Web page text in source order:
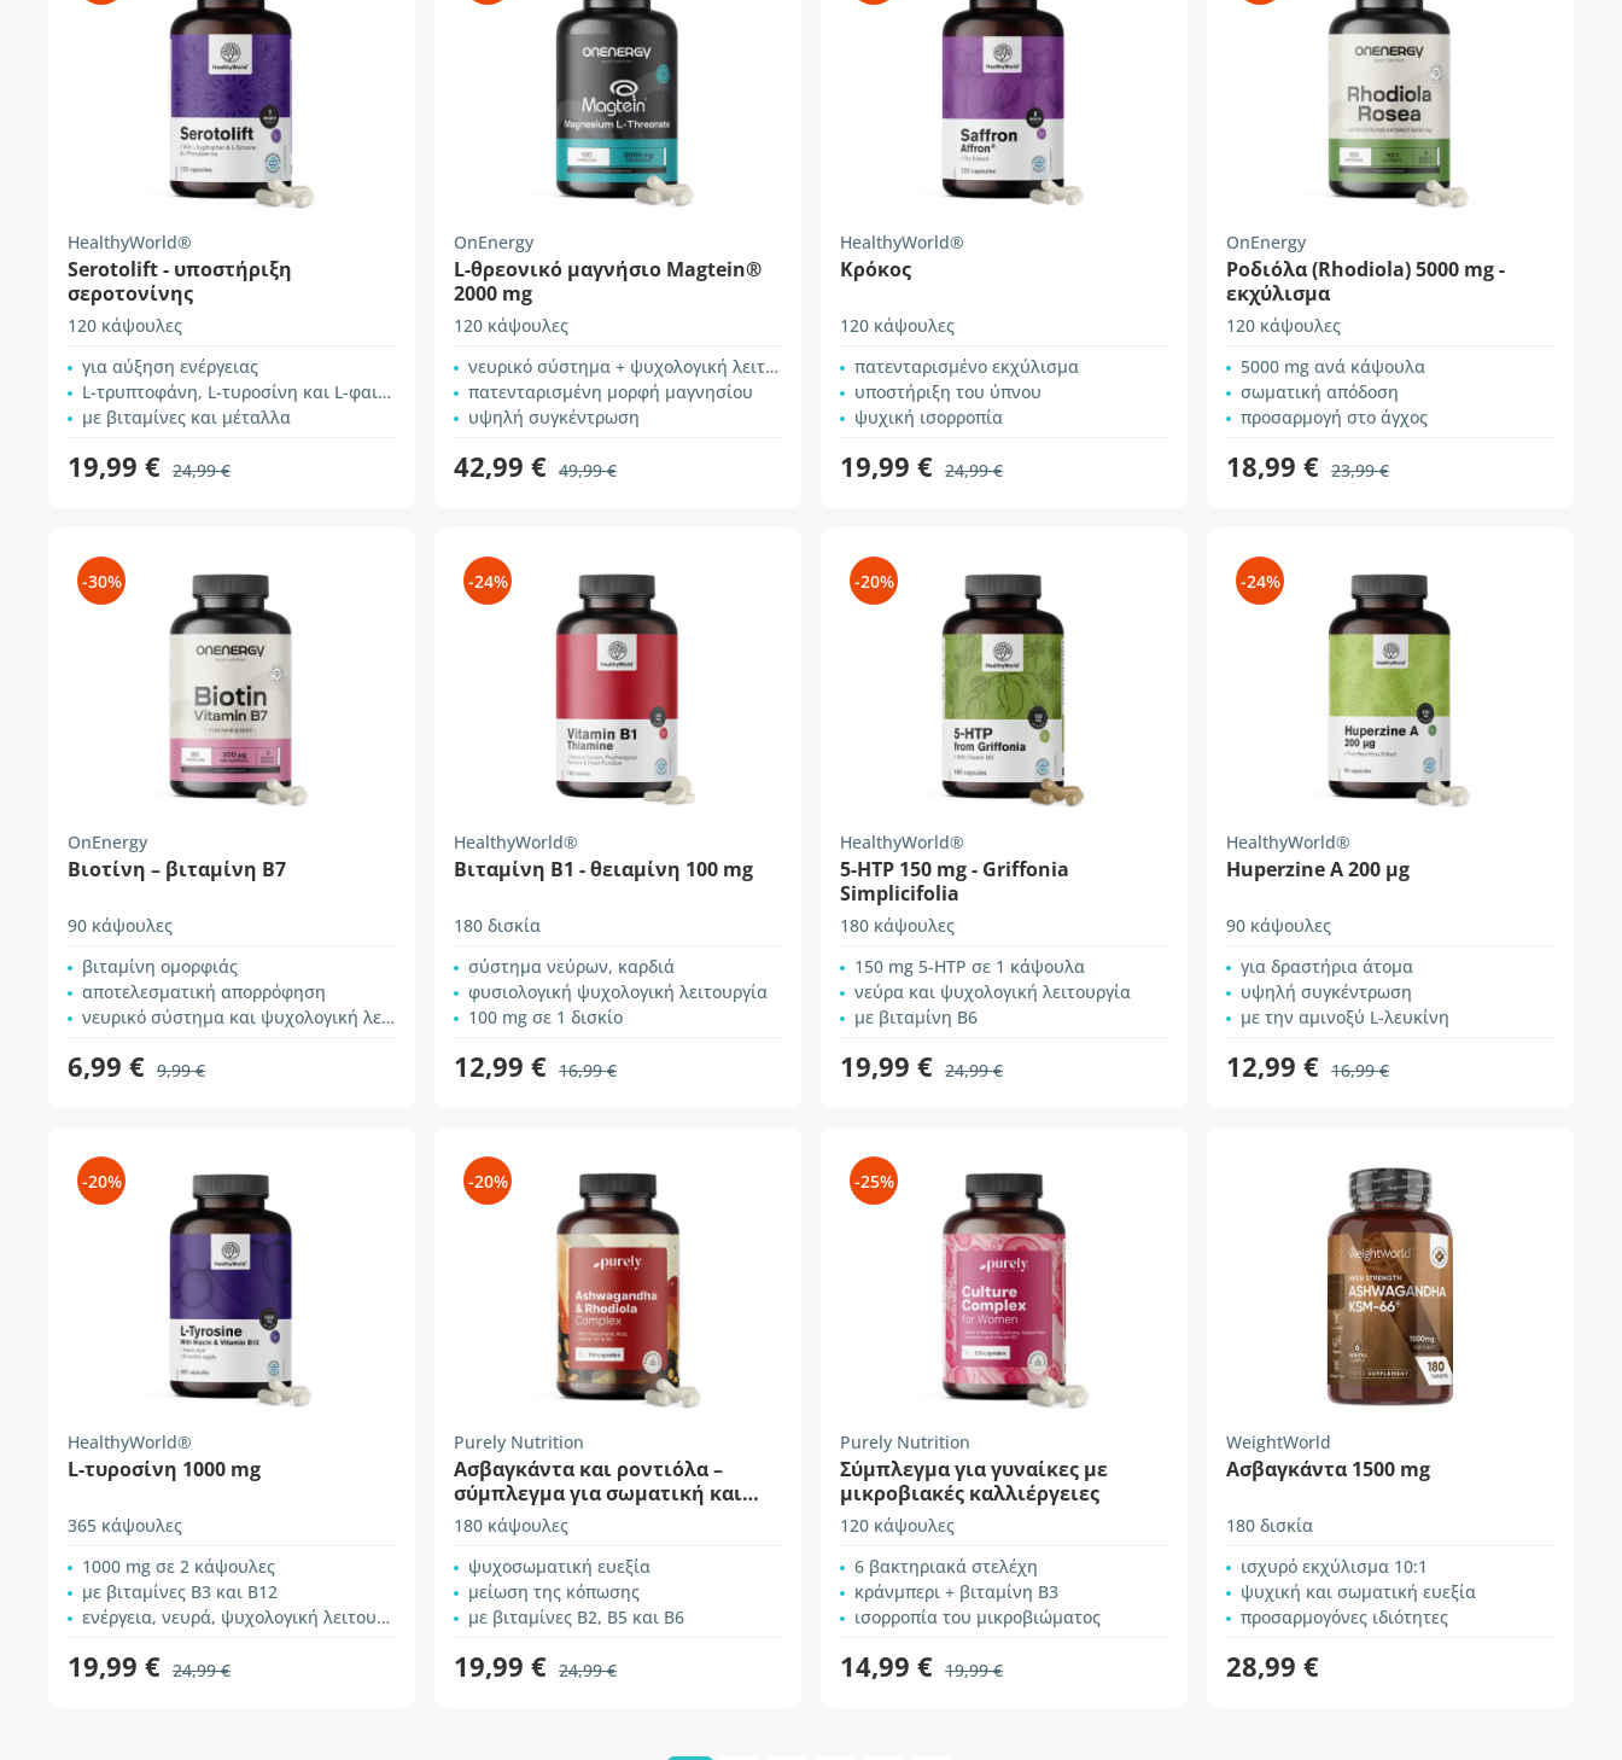
HealthyWorld®
Serotolift - υποστήριξη
σεροτονίνης
120 κάψουλες
για αύξηση ενέργειας
L-τρυπτοφάνη, L-τυροσίνη και L-φαινυλαλανίνη
με βιταμίνες και μέταλλα
19,99 € 24,99 €
OnEnergy
L-θρεονικό μαγνήσιο Magtein®
2000 mg
120 κάψουλες
νευρικό σύστημα + ψυχολογική λειτουργία
πατενταρισμένη μορφή μαγνησίου
υψηλή συγκέντρωση
42,99 € 49,99 €
HealthyWorld®
Κρόκος
120 κάψουλες
πατενταρισμένο εκχύλισμα
υποστήριξη του ύπνου
ψυχική ισορροπία
19,99 € 24,99 €
OnEnergy
Ροδιόλα (Rhodiola) 5000 mg -
εκχύλισμα
120 κάψουλες
5000 mg ανά κάψουλα
σωματική απόδοση
προσαρμογή στο άγχος
18,99 € 23,99 €
-30%
OnEnergy
Βιοτίνη – βιταμίνη B7
90 κάψουλες
βιταμίνη ομορφιάς
αποτελεσματική απορρόφηση
νευρικό σύστημα και ψυχολογική λειτουργία
6,99 € 9,99 €
-24%
HealthyWorld®
Βιταμίνη Β1 - θειαμίνη 100 mg
180 δισκία
σύστημα νεύρων, καρδιά
φυσιολογική ψυχολογική λειτουργία
100 mg σε 1 δισκίο
12,99 € 16,99 €
-20%
HealthyWorld®
5-HTP 150 mg - Griffonia
Simplicifolia
180 κάψουλες
150 mg 5-HTP σε 1 κάψουλα
νεύρα και ψυχολογική λειτουργία
με βιταμίνη B6
19,99 € 24,99 €
-24%
HealthyWorld®
Huperzine A 200 µg
90 κάψουλες
για δραστήρια άτομα
υψηλή συγκέντρωση
με την αμινοξύ L-λευκίνη
12,99 € 16,99 €
-20%
HealthyWorld®
L-τυροσίνη 1000 mg
365 κάψουλες
1000 mg σε 2 κάψουλες
με βιταμίνες B3 και B12
ενέργεια, νευρά, ψυχολογική λειτουργία
19,99 € 24,99 €
-20%
Purely Nutrition
Ασβαγκάντα και ροντιόλα –
σύμπλεγμα για σωματική και
ψυχική απόδοση
180 κάψουλες
ψυχοσωματική ευεξία
μείωση της κόπωσης
με βιταμίνες B2, B5 και B6
19,99 € 24,99 €
-25%
Purely Nutrition
Σύμπλεγμα για γυναίκες με
μικροβιακές καλλιέργειες
120 κάψουλες
6 βακτηριακά στελέχη
κράνμπερι + βιταμίνη Β3
ισορροπία του μικροβιώματος
14,99 € 19,99 €
WeightWorld
Ασβαγκάντα 1500 mg
180 δισκία
ισχυρό εκχύλισμα 10:1
ψυχική και σωματική ευεξία
προσαρμογόνες ιδιότητες
28,99 €